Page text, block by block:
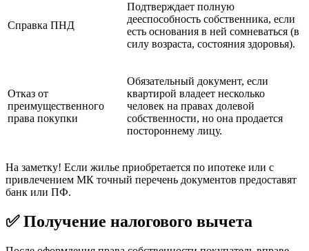
Справка ПНД
Подтверждает полную
дееспособность собственника, если
есть основания в ней сомневаться (в
силу возраста, состояния здоровья).
Отказ от
преимущественного
права покупки
Обязательный документ, если
квартирой владеет несколько
человек на правах долевой
собственности, но она продается
постороннему лицу.
На заметку! Если жилье приобретается по ипотеке или с
привлечением МК точный перечень документов предоставят
банк или ПФ.
✅ Получение налогового вычета